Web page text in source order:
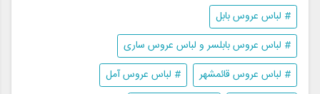
# لباس عروس بابل
# لباس عروس بابلسر و لباس عروس ساری
# لباس عروس قائمشهر
# لباس عروس آمل